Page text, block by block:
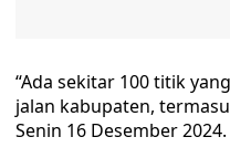
“Ada sekitar 100 titik
jalan kabupaten,
Senin 16 Desember 2024.